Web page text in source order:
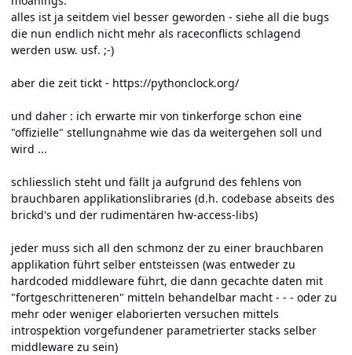
alles ist ja seitdem viel besser geworden - siehe all die bugs
die nun endlich nicht mehr als raceconflicts schlagend
werden usw. usf. ;-)
aber die zeit tickt - https://pythonclock.org/
und daher : ich erwarte mir von tinkerforge schon eine
"offizielle" stellungnahme wie das da weitergehen soll und
wird ...
schliesslich steht und fällt ja aufgrund des fehlens von
brauchbaren applikationslibraries (d.h. codebase abseits des
brickd's und der rudimentären hw-access-libs)
jeder muss sich all den schmonz der zu einer brauchbaren
applikation führt selber entsteissen (was entweder zu
hardcoded middleware führt, die dann gecachte daten mit
"fortgeschritteneren" mitteln behandelbar macht - - - oder zu
mehr oder weniger elaborierten versuchen mittels
introspektion vorgefundener parametrierter stacks selber
middleware zu sein)